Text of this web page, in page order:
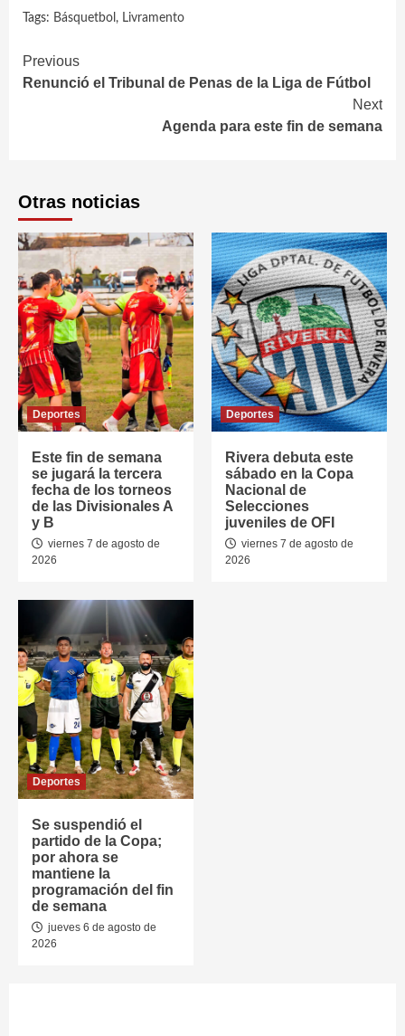
Tags: Básquetbol , Livramento
Continue
Reading
Previous
Renunció el Tribunal de Penas de la Liga de Fútbol
Next
Agenda para este fin de semana
Otras noticias
Deportes
Este fin de semana
se jugará la tercera
fecha de los torneos
de las Divisionales A
y B
viernes 7 de agosto de
2026
Deportes
Rivera debuta este
sábado en la Copa
Nacional de
Selecciones
juveniles de OFI
viernes 7 de agosto de
2026
Deportes
Se suspendió el
partido de la Copa;
por ahora se
mantiene la
programación del fin
de semana
jueves 6 de agosto de
2026